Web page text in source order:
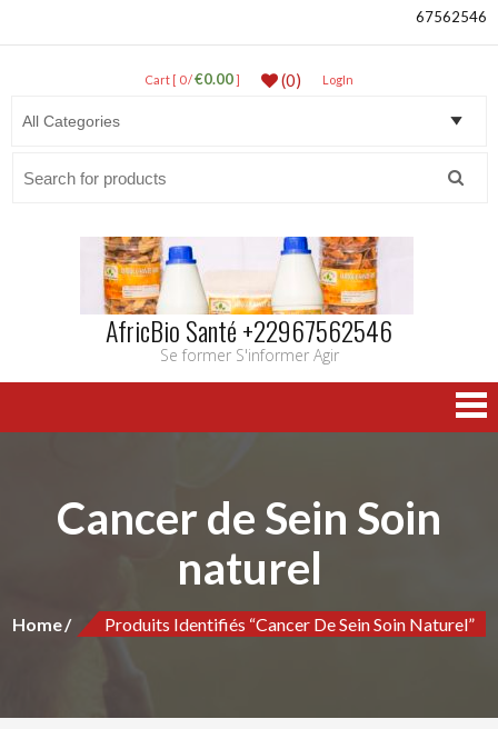
67562546
Cart [ 0 /€0.00] (0) LogIn
AfricBio Santé +22967562546
Se former S'informer Agir
Cancer de Sein Soin
naturel
Home Produits Identifiés “Cancer De Sein Soin Naturel”